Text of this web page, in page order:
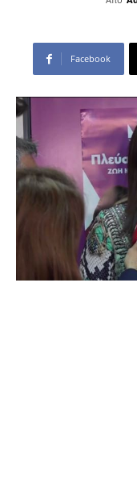
Facebook